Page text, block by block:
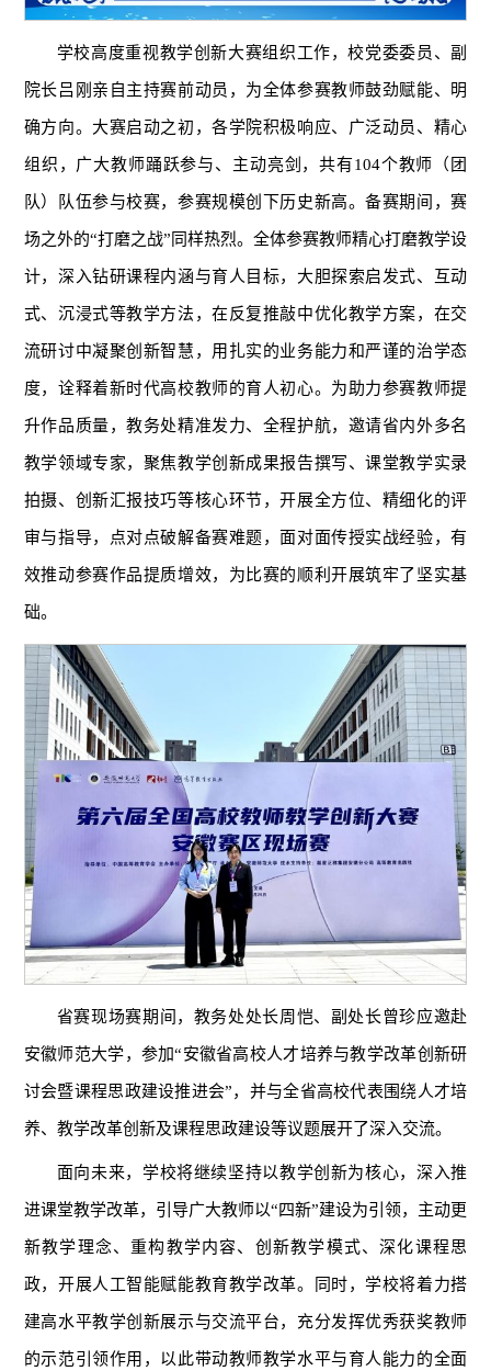
学校高度重视教学创新大赛组织工作，校党委委员、副
院长吕刚亲自主持赛前动员，为全体参赛教师鼓劲赋能、明
确方向。大赛启动之初，各学院积极响应、广泛动员、精心
组织，广大教师踊跃参与、主动亮剑，共有104个教师（团
队）队伍参与校赛，参赛规模创下历史新高。备赛期间，赛
场之外的“打磨之战”同样热烈。全体参赛教师精心打磨教学设
计，深入钻研课程内涵与育人目标，大胆探索启发式、互动
式、沉浸式等教学方法，在反复推敲中优化教学方案，在交
流研讨中凝聚创新智慧，用扎实的业务能力和严谨的治学态
度，诠释着新时代高校教师的育人初心。为助力参赛教师提
升作品质量，教务处精准发力、全程护航，邀请省内外多名
教学领域专家，聚焦教学创新成果报告撰写、课堂教学实录
拍摄、创新汇报技巧等核心环节，开展全方位、精细化的评
审与指导，点对点破解备赛难题，面对面传授实战经验，有
效推动参赛作品提质增效，为比赛的顺利开展筑牢了坚实基
础。
省赛现场赛期间，教务处处长周恺、副处长曾珍应邀赴
安徽师范大学，参加“安徽省高校人才培养与教学改革创新研
讨会暨课程思政建设推进会”，并与全省高校代表围绕人才培
养、教学改革创新及课程思政建设等议题展开了深入交流。
面向未来，学校将继续坚持以教学创新为核心，深入推
进课堂教学改革，引导广大教师以“四新”建设为引领，主动更
新教学理念、重构教学内容、创新教学模式、深化课程思
政，开展人工智能赋能教育教学改革。同时，学校将着力搭
建高水平教学创新展示与交流平台，充分发挥优秀获奖教师
的示范引领作用，以此带动教师教学水平与育人能力的全面